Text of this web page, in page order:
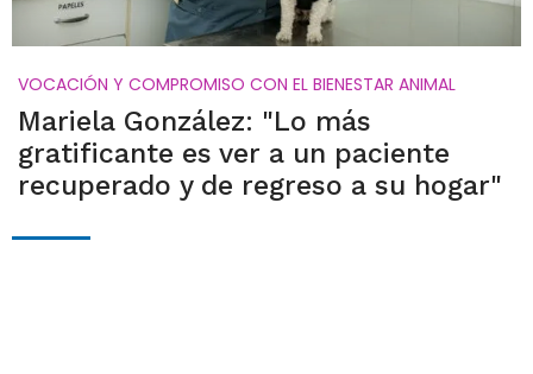
VOCACIÓN Y COMPROMISO CON EL BIENESTAR ANIMAL
Mariela González: "Lo más
gratificante es ver a un paciente
recuperado y de regreso a su hogar"